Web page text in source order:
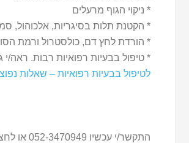
* ניקוי הגוף מרעלים
* הקטנת תלות בסיגריות, אלכוהול,
* הורדת לחץ דם, כולסטרול ורמת
* טיפול בבעיות רפואיות רבות. ראה/י
לטיפול בבעיות רפואיות – שאלות
התקשר/י עכשיו 052-3470949 או לחצ/י